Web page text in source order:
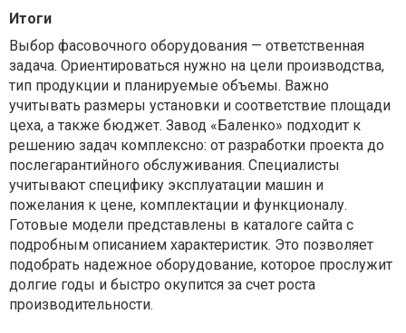
Итоги
Выбор фасовочного оборудования — ответственная
задача. Ориентироваться нужно на цели производства,
тип продукции и планируемые объемы. Важно
учитывать размеры установки и соответствие площади
цеха, а также бюджет. Завод «Баленко» подходит к
решению задач комплексно: от разработки проекта до
послегарантийного обслуживания. Специалисты
учитывают специфику эксплуатации машин и
пожелания к цене, комплектации и функционалу.
Готовые модели представлены в каталоге сайта с
подробным описанием характеристик. Это позволяет
подобрать надежное оборудование, которое прослужит
долгие годы и быстро окупится за счет роста
производительности.